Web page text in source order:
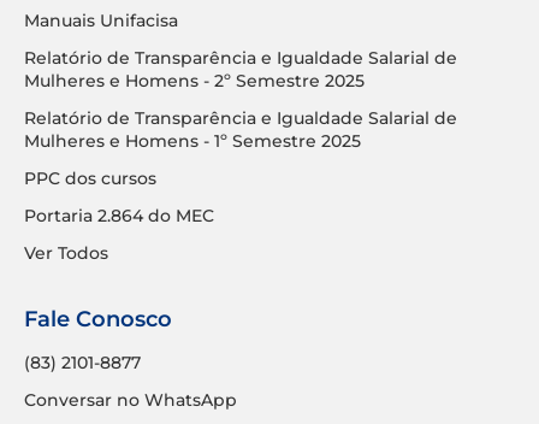
Manuais Unifacisa
Relatório de Transparência e Igualdade Salarial de
Mulheres e Homens - 2º Semestre 2025
Relatório de Transparência e Igualdade Salarial de
Mulheres e Homens - 1º Semestre 2025
PPC dos cursos
Portaria 2.864 do MEC
Ver Todos
Fale Conosco
(83) 2101-8877
Conversar no WhatsApp